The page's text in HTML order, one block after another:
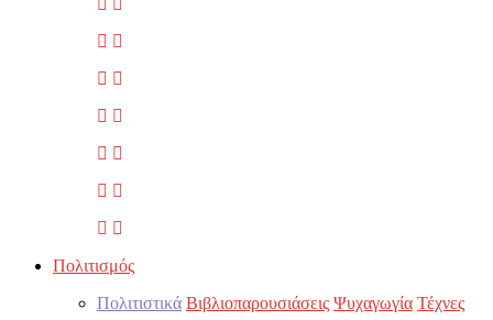
Πολιτισμός
Πολιτιστικά Βιβλιοπαρουσιάσεις Ψυχαγωγία Τέχνες